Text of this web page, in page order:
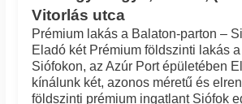
Vitorlás utca
Prémium lakás a Balaton-parton –
Eladó két Prémium földszinti lakás
Siófokon, az Azúr Port épületében
kínálunk két, azonos méretű és
földszinti prémium ingatlant Siófok